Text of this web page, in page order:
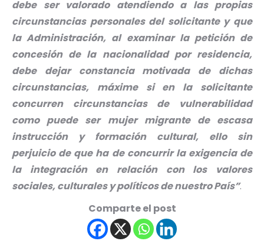
debe ser valorado atendiendo a las propias
circunstancias personales del solicitante y que
la Administración, al examinar la petición de
concesión de la nacionalidad por residencia,
debe dejar constancia motivada de dichas
circunstancias, máxime si en la solicitante
concurren circunstancias de vulnerabilidad
como puede ser mujer migrante de escasa
instrucción y formación cultural, ello sin
perjuicio de que ha de concurrir la exigencia de
la integración en relación con los valores
sociales, culturales y políticos de nuestro País”.
Comparte el post